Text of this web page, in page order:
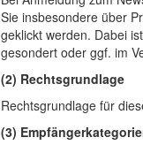
Sie insbesondere über
geklickt werden. Dabei
gesondert oder ggf. im
(2) Rechtsgrundlage
Rechtsgrundlage für
(3)